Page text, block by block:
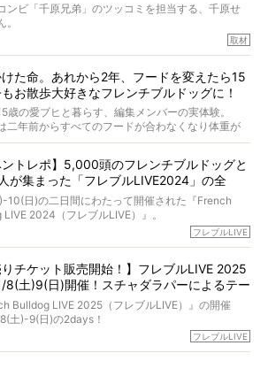
ュアー兼対談相手は、大の犬好きで心霊分野の知
けているPELIさん。
旅立ったあと、ベッドやおもちゃはどうすればい
」
、霊感がない人でも愛犬が成仏したことを知る方
人だからこそ暗くなりすぎない、むしろ心がスッ
る。
版のスペシャル対談です！
ンビ「千原兄弟」のツッコミを担当する、千原せ
ての名は「靖賢（せいけん）」。
という年齢にして、なぜ動物専門僧侶という道を
か。
犬の旅立ちとどのように向き合うべきなのか。
取材
た命。あれから2年、フードを変えたら15
お散歩大好きなフレンチブルドッグに！
歳の愛ブヒと暮らす、編集メンバーの実体験。
二年前からすべてのフードが合わなくなり体重が
査をしても異常はなく「年齢のせいですね…」と言
るしかないのかな…そんなとき、我が家に届いたの
fu-do(ザ・フード)」の試食品でした。
THE fu-do(ザ・フード)」を食べつづけて二年、愛
歳になり、今も元気にお散歩をしています。
二年前の絶望から今までを包み隠さず、時系列で
ントレポ】5,000頭のフレンチブルドッグと
が集まった「フレブルLIVE2024」の全
10(日)の二日間にわたって開催された『French
LIVE 2024（フレブルLIVE）』。
のべ5,000頭のフレンチブルドッグと7,000人のフレ
司会はフレブルラバーのロッチさん。day2の音楽フ
世代ど真ん中のPUFFYが出演するなど、例年以上
ラインナップ。
道、南は鹿児島県から。全国のフレンチブルドッ
に会した「フレブルLIVE2024」の模様を、詳しく
フレブルLIVE
りチケット販売開始！】フレブルLIVE 2025
8(土)9(日)開催！スチャダラパーによるテー
グ制作も決定
Bulldog LIVE 2025（フレブルLIVE）』の開催
土)-9(日)の2days！
売りチケット、いよいよ販売スタートです！フレブルLIVE